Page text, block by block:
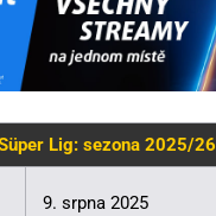
Lig: sezona 2025/26
9. srpna 2025